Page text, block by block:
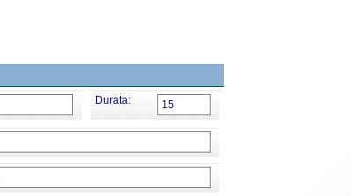
Durata: 15